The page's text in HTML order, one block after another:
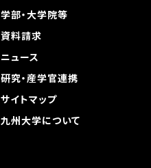
学部・大学院等
資料請求
ニュース
研究・産学官連携
サイトマップ
九州大学について